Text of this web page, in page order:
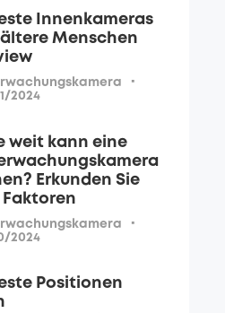
Innenkameras
Menschen
·
2024
weit kann eine
Erkunden Sie
Faktoren
·
2024
Positionen